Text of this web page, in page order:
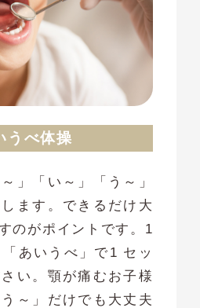
うべ体操
」「い～」「う～」
します。できるだけ大
のがポイントです。1
あいうべ」で1 セッ
い。顎が痛むお子様
～」だけでも大丈夫